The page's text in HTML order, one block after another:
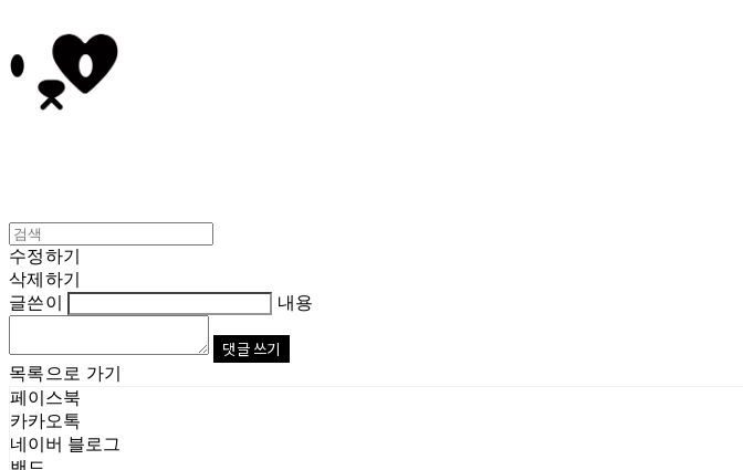
수정하기
삭제하기
글쓴이
내용
댓글 쓰기
목록으로 가기
페이스북
카카오톡
네이버 블로그